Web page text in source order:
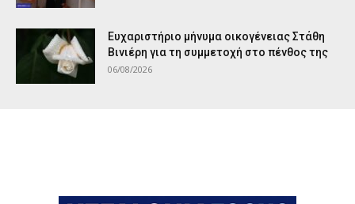
Ευχαριστήριο μήνυμα οικογένειας Στάθη
Βινιέρη για τη συμμετοχή στο πένθος της
06/08/2026